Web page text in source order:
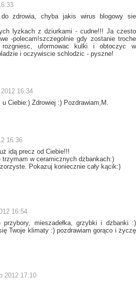
do zdrowia, chyba jakis wirus blogowy sie
lyzkach z dziurkami - cudne!!! Ja czesto
-polecam!szczegolnie gdy zostanie troche
rozgniesc, uformowac kulki i obtoczyc w
i oczywiscie schlodzic - pyszne!
16:34
Ciebie:) Zdrowiej :) Pozdrawiam,M.
16:36
idą precz od Ciebie!!!
w ceramicznych dzbankach:)
Pokazuj koniecznie cały kącik:)
16:54
mieszadełka, grzybki i dzbanki :)
Twoje klimaty :) pozdrawiam gorąco i życzę
2012 17:10